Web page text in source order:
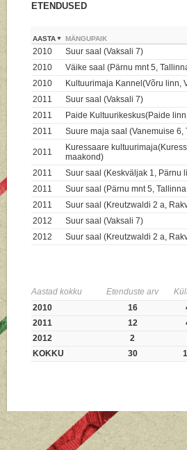
ETENDUSED
AASTA MÄNGUPAIK
2010 Suur saal (Vaksali 7)
2010
Väike saal (Pärnu mnt 5,
2010
Kultuurimaja Kannel(Võru linn,
2011
Suur saal (Vaksali 7)
2011
Paide Kultuurikeskus(Paide
2011
Suure maja saal (Vanemuise 6,
2011
Kuressaare
maakond)
2011 Suur saal (Keskväljak 1, Pärnu
2011
Suur saal (Pärnu mnt 5,
2011
Suur saal (Kreutzwaldi 2 a,
2012
Suur saal (Vaksali 7)
2012
Suur saal (Kreutzwaldi 2 a,
Aastad kokku Etenduste arv
2010
16
2011
12
2012
2
KOKKU
30